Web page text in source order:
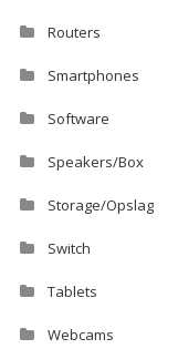
Routers
Smartphones
Software
Speakers/Box
Storage/Opslag
Switch
Tablets
Webcams